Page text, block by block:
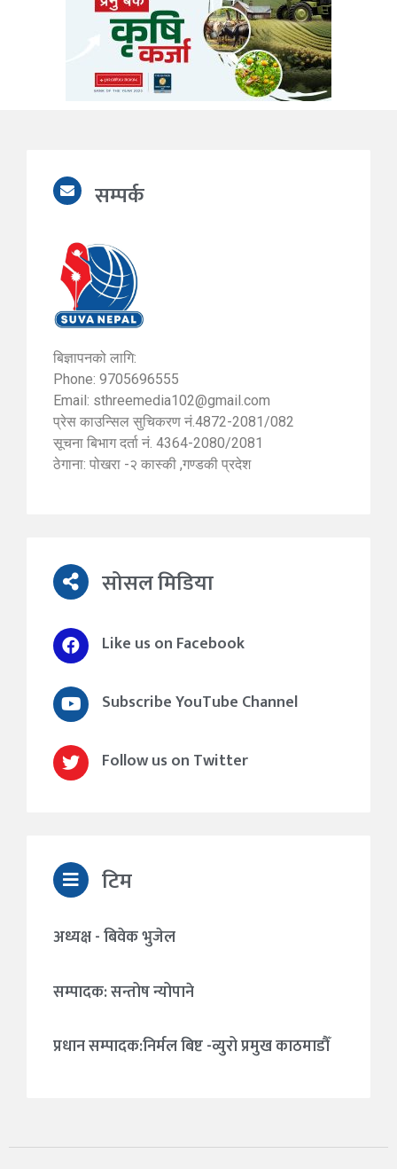
सम्पर्क
बिज्ञापनको लागि:
Phone: 9705696555
Email: sthreemedia102@gmail.com
प्रेस काउन्सिल सुचिकरण नं.4872-2081/082
सूचना बिभाग दर्ता नं. 4364-2080/2081
ठेगाना: पोखरा -२ कास्की ,गण्डकी प्रदेश
सोसल मिडिया
Like us on Facebook
Subscribe YouTube Channel
Follow us on Twitter
टिम
अध्यक्ष - बिवेक भुजेल
सम्पादक: सन्तोष न्योपाने
प्रधान सम्पादक:निर्मल बिष्ट -व्युरो प्रमुख काठमाडौँ